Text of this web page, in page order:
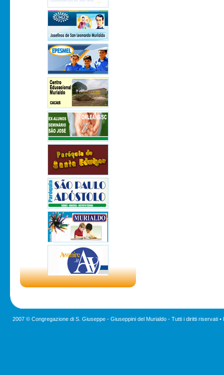
2007 © Congregazione di S. Giuseppe - Giuseppini del Murialdo - Tutti i diritti riservati •